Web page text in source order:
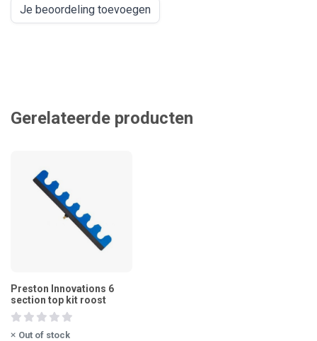
Je beoordeling toevoegen
Gerelateerde producten
Preston Innovations 6
section top kit roost
Out of stock